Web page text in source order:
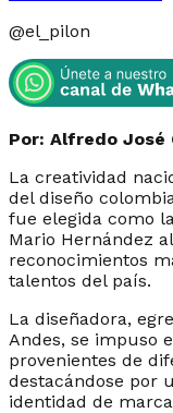
@el_pilon
Por: Alfredo José
La creatividad
del diseño
fue elegida como
Mario Hernández
reconocimientos
talentos del país.
La diseñadora,
Andes, se impuso
provenientes de
destacándose por
identidad de